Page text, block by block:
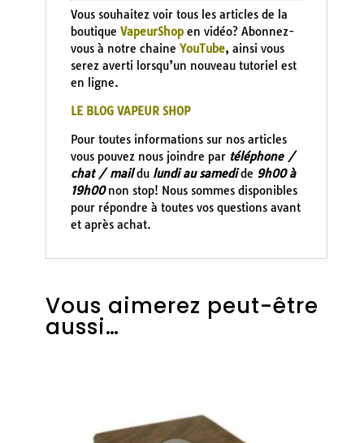
Vous souhaitez voir tous les articles de la
boutique VapeurShopen vidéo? Abonnez-
vous à notre chaine YouTube, ainsi vous
serez averti lorsqu’un nouveau tutoriel est
en ligne.
LE BLOG VAPEUR SHOP
Pour toutes informations sur nos articles
vous pouvez nous joindre par téléphone /
chat / maildu lundi au samedide 9h00 à
19h00non stop! Nous sommes disponibles
pour répondre à toutes vos questions avant
et après achat.
Vous aimerez peut-être
aussi…